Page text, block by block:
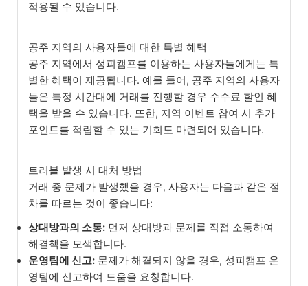
적용될 수 있습니다.
공주 지역의 사용자들에 대한 특별 혜택
공주 지역에서 성피캠프를 이용하는 사용자들에게는 특
별한 혜택이 제공됩니다. 예를 들어, 공주 지역의 사용자
들은 특정 시간대에 거래를 진행할 경우 수수료 할인 혜
택을 받을 수 있습니다. 또한, 지역 이벤트 참여 시 추가
포인트를 적립할 수 있는 기회도 마련되어 있습니다.
트러블 발생 시 대처 방법
거래 중 문제가 발생했을 경우, 사용자는 다음과 같은 절
차를 따르는 것이 좋습니다:
상대방과의 소통: 먼저 상대방과 문제를 직접 소통하여
해결책을 모색합니다.
운영팀에 신고: 문제가 해결되지 않을 경우, 성피캠프 운
영팀에 신고하여 도움을 요청합니다.